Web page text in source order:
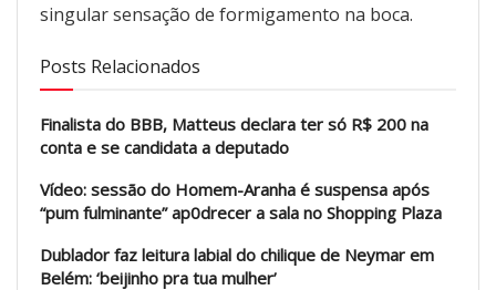
singular sensação de formigamento na boca.
Posts Relacionados
Finalista do BBB, Matteus declara ter só R$ 200 na
conta e se candidata a deputado
Vídeo: sessão do Homem-Aranha é suspensa após
“pum fulminante” ap0drecer a sala no Shopping Plaza
Dublador faz leitura labial do chilique de Neymar em
Belém: ‘beijinho pra tua mulher’